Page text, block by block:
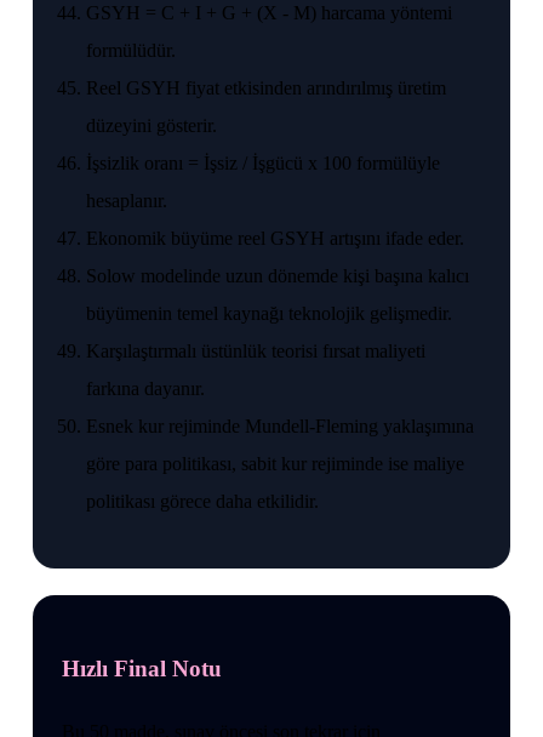
GSYH = C + I + G + (X - M) harcama yöntemi
formülüdür.
Reel GSYH fiyat etkisinden arındırılmış üretim
düzeyini gösterir.
İşsizlik oranı = İşsiz / İşgücü x 100 formülüyle
hesaplanır.
Ekonomik büyüme reel GSYH artışını ifade eder.
Solow modelinde uzun dönemde kişi başına kalıcı
büyümenin temel kaynağı teknolojik gelişmedir.
Karşılaştırmalı üstünlük teorisi fırsat maliyeti
farkına dayanır.
Esnek kur rejiminde Mundell-Fleming yaklaşımına
göre para politikası, sabit kur rejiminde ise maliye
politikası görece daha etkilidir.
Hızlı Final Notu